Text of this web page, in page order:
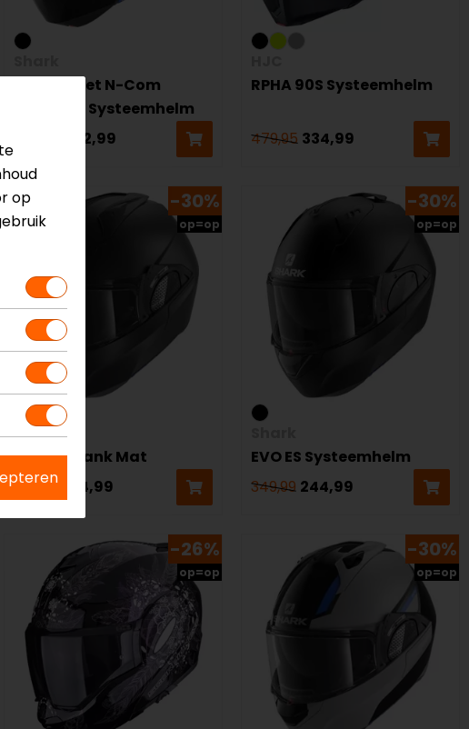
EVO GT Met N-Com
Intercom Systeemhelm
482,99
RPHA 90S Systeemhelm
479,95 334,99
-30%
op=op
Shark
Evo GT Blank Mat
449,99
314,99
-30%
op=op
EVO ES Systeemhelm
349,99 244,99
-26%
op=op
-30%
op=op
op